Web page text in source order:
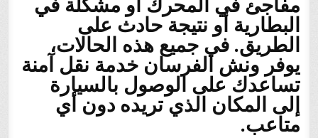
البطارية أو نتيجة حادث على
الطريق. في جميع هذه الحالات،
يوفر ونش الفرسان خدمة نقل آمنة
تساعدك على الوصول بالسيارة
إلى المكان الذي تريده دون أي
متاعب.